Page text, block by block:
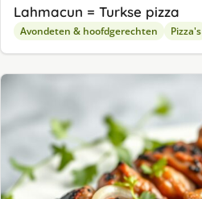
Lahmacun = Turkse pizza
Avondeten & hoofdgerechten Pizza's